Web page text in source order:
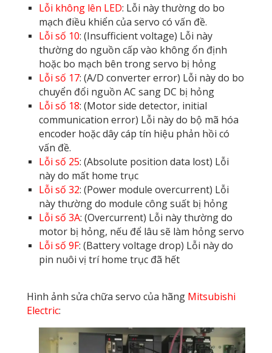
Lỗi không lên LED: Lỗi này thường do bo
mạch điều khiển của servo có vấn đề.
Lỗi số 10: (Insufficient voltage) Lỗi này
thường do nguồn cấp vào không ổn định
hoặc bo mạch bên trong servo bị hỏng
Lỗi số 17: (A/D converter error) Lỗi này do bo
chuyển đổi nguồn AC sang DC bị hỏng
Lỗi số 18: (Motor side detector, initial
communication error) Lỗi này do bộ mã hóa
encoder hoặc dây cáp tín hiệu phản hồi có
vấn đề.
Lỗi số 25: (Absolute position data lost) Lỗi
này do mất home trục
Lỗi số 32: (Power module overcurrent) Lỗi
này thường do module công suất bị hỏng
Lỗi số 3A: (Overcurrent) Lỗi này thường do
motor bị hỏng, nếu để lâu sẽ làm hỏng servo
Lỗi số 9F: (Battery voltage drop) Lỗi này do
pin nuôi vị trí home trục đã hết
Hình ảnh sửa chữa servo của hãng Mitsubishi
Electric: